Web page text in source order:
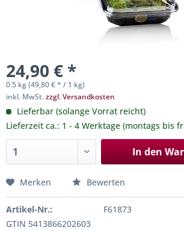
24,90 € *
0.5 kg (49,80 € * / 1 kg)
inkl. MwSt.zzgl. Versandkosten
Lieferbar (solange Vorrat reicht)
Lieferzeit ca.: 1 - 4 Werktage (montags bis
In den
Merken Bewerten
Artikel-Nr.:
F61873
GTIN 5413866202603